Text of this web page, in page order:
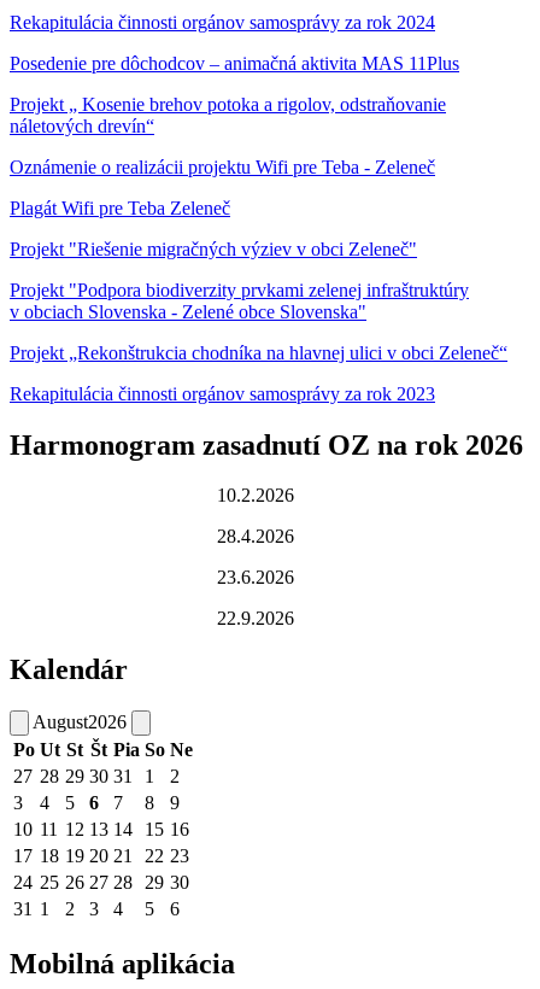
Rekapitulácia činnosti orgánov samosprávy za rok 2024
Posedenie pre dôchodcov – animačná aktivita MAS 11Plus
Projekt „ Kosenie brehov potoka a rigolov, odstraňovanie
náletových drevín“
Oznámenie o realizácii projektu Wifi pre Teba - Zeleneč
Plagát Wifi pre Teba Zeleneč
Projekt "Riešenie migračných výziev v obci Zeleneč"
Projekt "Podpora biodiverzity prvkami zelenej infraštruktúry
v obciach Slovenska - Zelené obce Slovenska"
Projekt „Rekonštrukcia chodníka na hlavnej ulici v obci Zeleneč“
Rekapitulácia činnosti orgánov samosprávy za rok 2023
Harmonogram zasadnutí OZ na rok 2026
10.2.2026
28.4.2026
23.6.2026
22.9.2026
Kalendár
August2026
Po Ut St Št Pia So Ne
27 28 29 30 31 1
2
3
4 5 6 7 8
9
10 11 12 13 14 15 16
17 18 19 20 21 22 23
24 25 26 27 28 29 30
31 1 2 3 4 5 6
Mobilná aplikácia